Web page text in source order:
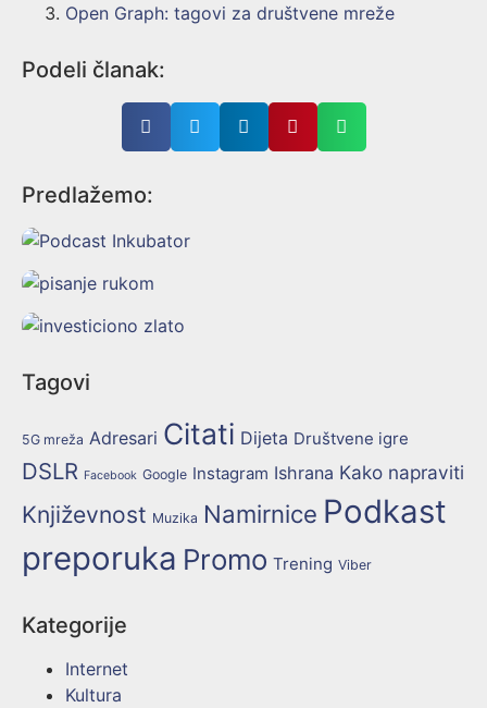
Open Graph: tagovi za društvene mreže
Podeli članak:
Predlažemo:
Tagovi
5G mreža Adresari Citati Dijeta Društvene igre
DSLR Facebook Google Instagram Ishrana Kako napraviti
Književnost Muzika Namirnice Podkast
preporuka Promo Trening Viber
Kategorije
Internet
Kultura